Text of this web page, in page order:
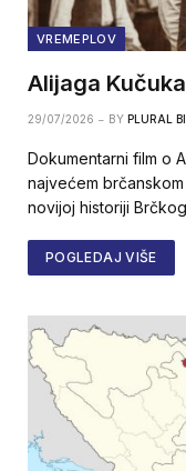
VREMEPLOV
Alijaga
29/07/2026 BY PLURAL
Dokumentarni film o
najvećem
novijoj historiji
POGLEDAJ VIŠE